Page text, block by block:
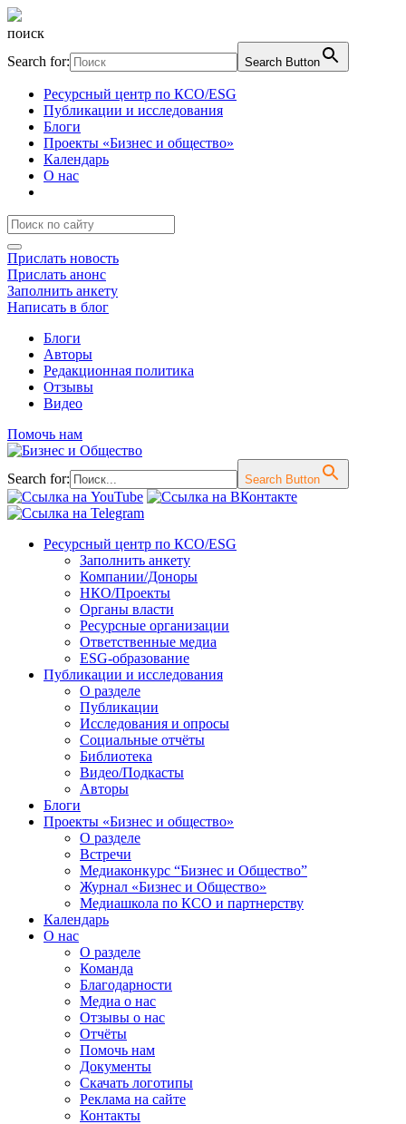
поиск
Search for:
Search Button
Ресурсный центр по КСО/ESG
Публикации и исследования
Блоги
Проекты «Бизнес и общество»
Календарь
О нас
Прислать новость
Прислать анонс
Заполнить анкету
Написать в блог
Блоги
Авторы
Редакционная политика
Отзывы
Видео
Помочь нам
Search for: Search Button
Перейти
содержимому
Ресурсный центр по КСО/ESG
Заполнить анкету
Компании/Доноры
НКО/Проекты
Органы власти
Ресурсные организации
Ответственные медиа
ESG-образование
Публикации и исследования
О разделе
Публикации
Исследования и опросы
Социальные отчёты
Библиотека
Видео/Подкасты
Авторы
Блоги
Проекты «Бизнес и общество»
О разделе
Встречи
Медиаконкурс “Бизнес и Общество”
Журнал «Бизнес и Общество»
Медиашкола по КСО и партнерству
Календарь
О нас
О разделе
Команда
Благодарности
Медиа о нас
Отзывы о нас
Отчёты
Помочь нам
Документы
Скачать логотипы
Реклама на сайте
Контакты